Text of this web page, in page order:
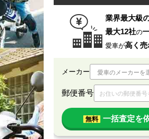
業界最大級
最大12社の
愛車が高く売
メーカー
郵便番号
無料 一括査定を